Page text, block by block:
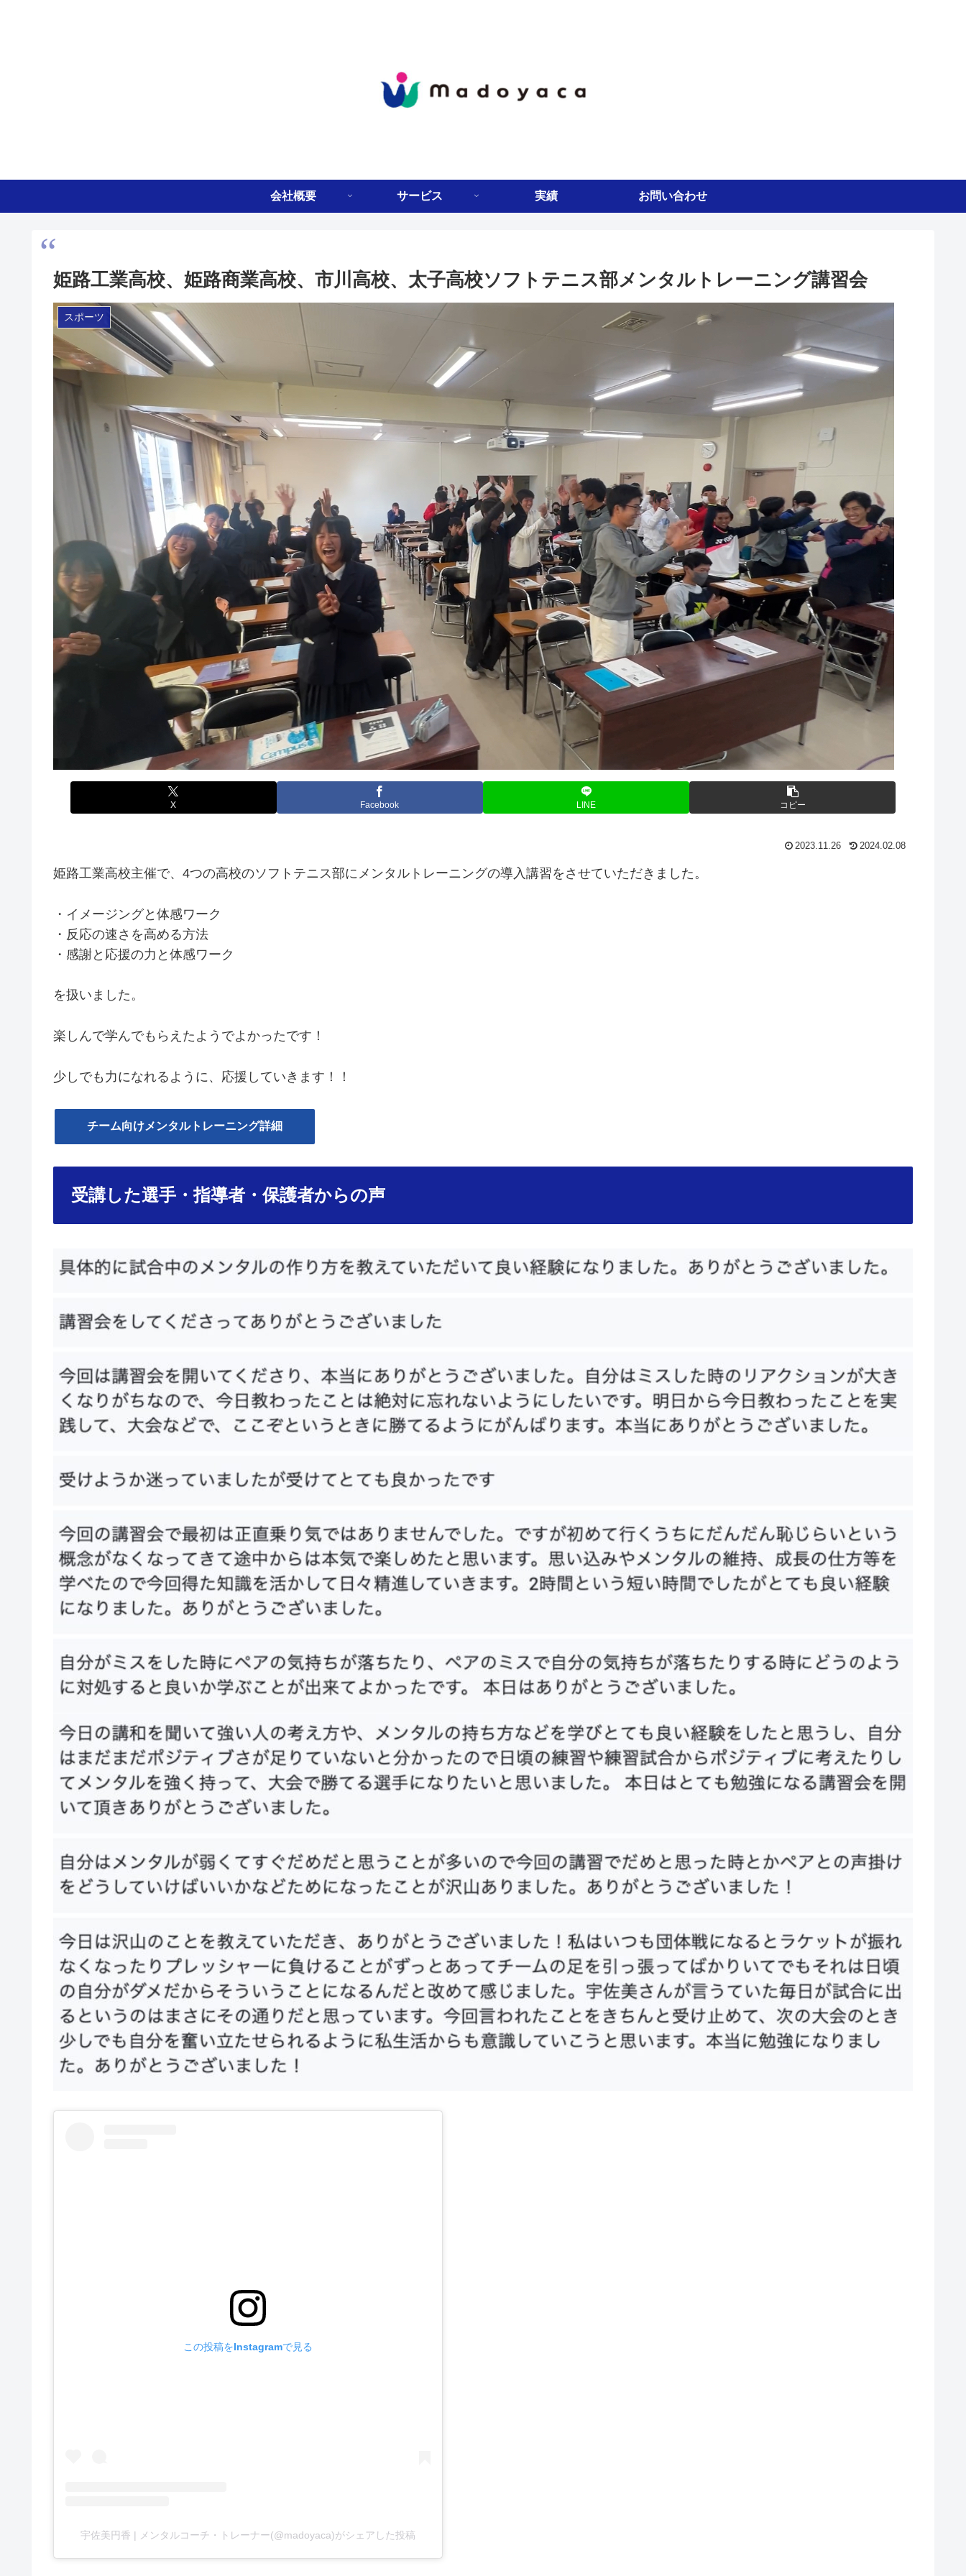
会社概要 サービス 実績 お問い合わせ
姫路工業高校、姫路商業高校、市川高校、太子高校ソフトテニス部メンタルトレーニング講習会
スポーツ
X Facebook LINE コピー
2023.11.26 2024.02.08
姫路工業高校主催で、4つの高校のソフトテニス部にメンタルトレーニングの導入講習をさせていただきました。
・イメージングと体感ワーク
・反応の速さを高める方法
・感謝と応援の力と体感ワーク
を扱いました。
楽しんで学んでもらえたようでよかったです！
少しでも力になれるように、応援していきます！！
チーム向けメンタルトレーニング詳細
受講した選手・指導者・保護者からの声
この投稿をInstagramで見る
宇佐美円香 | メンタルコーチ・トレーナー(@madoyaca)がシェアした投稿